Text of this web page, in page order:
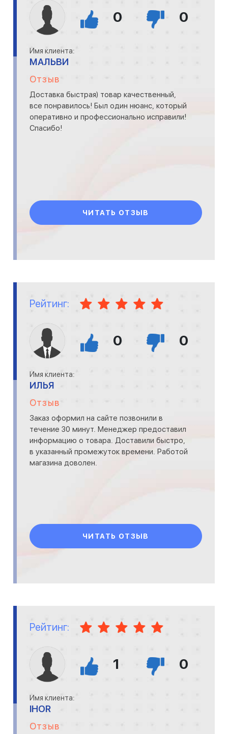
0 0
Имя клиента:
МАЛЬВИ
Отзыв
Доставка быстрая) товар качественный,
все понравилось! Был один нюанс, который
оперативно и профессионально исправили!
Спасибо!
ЧИТАТЬ ОТЗЫВ
Рейтинг:
0 0
Имя клиента:
ИЛЬЯ
Отзыв
Заказ оформил на сайте позвонили в
течение 30 минут. Менеджер предоставил
информацию о товара. Доставили быстро,
в указанный промежуток времени. Работой
магазина доволен.
ЧИТАТЬ ОТЗЫВ
Рейтинг:
1 0
Имя клиента:
IHOR
Отзыв